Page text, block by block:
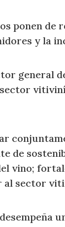
ponen de
y la
general
de
vino;
al sector